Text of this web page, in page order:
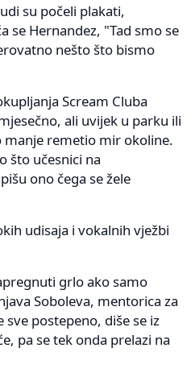
su počeli plakati,
se Hernandez, "Tad smo se
nešto što bismo
Scream Cluba
ali uvijek u parku ili
manje remetio mir okoline.
što učesnici na
ono čega se žele
udisaja i vokalnih vježbi
grlo ako samo
Soboleva, mentorica za
postepeno, diše se iz
pa se tek onda prelazi na